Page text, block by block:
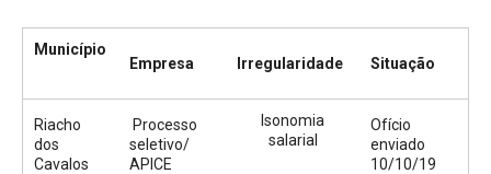
Município
Empresa
Irregularidade Situação
Riacho
dos
Cavalos
Processo
seletivo/
APICE
Isonomia
salarial
Ofício
enviado
10/10/19